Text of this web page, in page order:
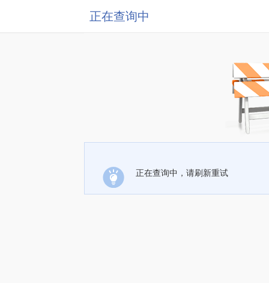
正在查询中
正在查询中，请刷新重试